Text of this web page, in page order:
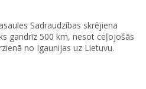
Sadraudzības skrējiena
gandrīz 500 km, nesot ceļojošās
no Igaunijas uz Lietuvu.